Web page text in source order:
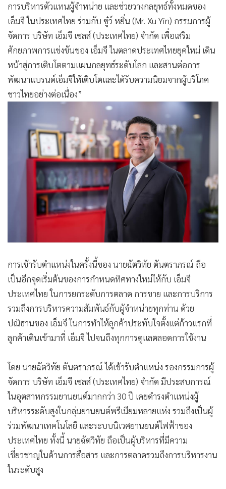
การบริหารตัวแทนผู้จำหน่าย และช่วยวางกลยุทธ์ทั้งหมดของ
เอ็มจี ในประเทศไทย ร่วมกับ ซู๋ว์ หยิ่น (Mr. Xu Yin) กรรมการผู้
จัดการ บริษัท เอ็มจี เซลส์ (ประเทศไทย) จำกัด เพื่อเสริม
ศักยภาพการแข่งขันของ เอ็มจี ในตลาดประเทศไทยยุคใหม่ เดิน
หน้าสู่การเติบโตตามแผนกลยุทธ์ระดับโลก และสานต่อการ
พัฒนาแบรนด์เอ็มจีให้เติบโตและได้รับความนิยมจากผู้บริโภค
ชาวไทยอย่างต่อเนื่อง”
การเข้ารับตำแหน่งในครั้งนี้ของ นายฉัตวิทัย ตันตราภรณ์ ถือ
เป็นอีกจุดเริ่มต้นของการกำหนดทิศทางใหม่ให้กับ เอ็มจี
ประเทศไทย ในการยกระดับการตลาด การขาย และการบริการ
รวมถึงการบริหารความสัมพันธ์กับผู้จำหน่ายทุกท่าน ด้วย
ปณิธานของ เอ็มจี ในการทำให้ลูกค้าประทับใจตั้งแต่ก้าวแรกที่
ลูกค้าเดินเข้ามาที่ เอ็มจี ไปจนถึงทุกการดูแลตลอดการใช้งาน
โดย นายฉัตวิทัย ตันตราภรณ์ ได้เข้ารับตำแหน่ง รองกรรมการผู้
จัดการ บริษัท เอ็มจี เซลส์ (ประเทศไทย) จำกัด มีประสบการณ์
ในอุตสาหกรรมยานยนต์มากกว่า 30 ปี เคยดำรงตำแหน่งผู้
บริหารระดับสูงในกลุ่มยานยนต์พรีเมียมหลายแห่ง รวมถึงเป็นผู้
ร่วมพัฒนาเทคโนโลยี และระบบนิเวศยานยนต์ไฟฟ้าของ
ประเทศไทย ทั้งนี้ นายฉัตวิทัย ถือเป็นผู้บริหารที่มีความ
เชี่ยวชาญในด้านการสื่อสาร และการตลาดรวมถึงการบริหารงาน
ในระดับสูง